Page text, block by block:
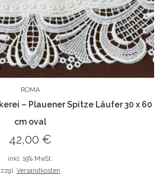
ROMA
– Plauener Spitze Läufer 30 x 60
cm oval
42,00 €
inkl. 19% MwSt.
zzgl. Versandkosten